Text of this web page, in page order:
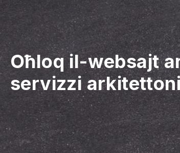
Oħloq il-websajt
servizzi